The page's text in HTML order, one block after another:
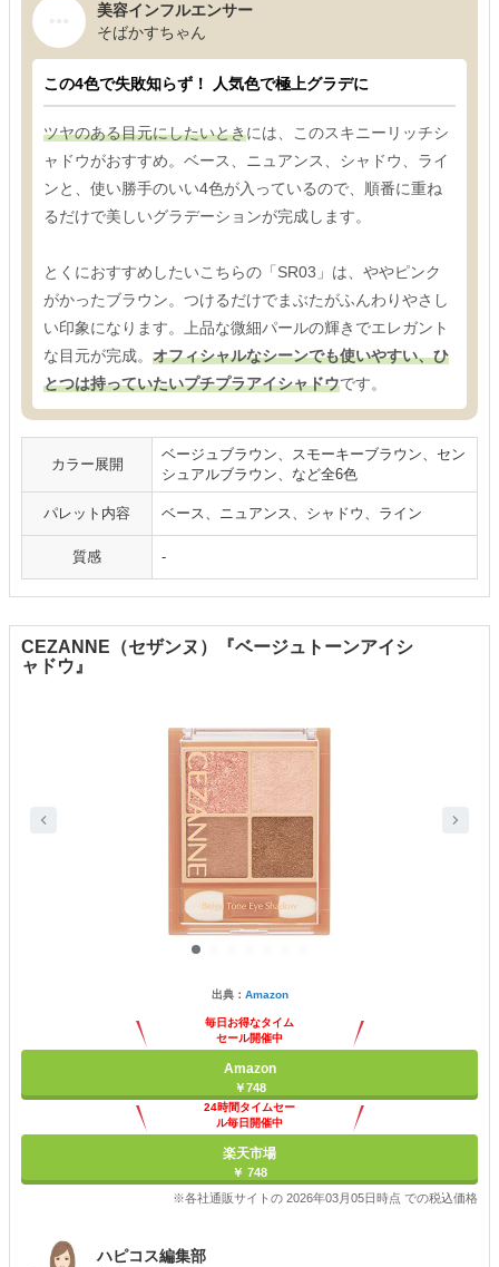
美容インフルエンサー
そばかすちゃん
この4色で失敗知らず！ 人気色で極上グラデに
ツヤのある目元にしたいときには、このスキニーリッチシ
ャドウがおすすめ。ベース、ニュアンス、シャドウ、ライ
ンと、使い勝手のいい4色が入っているので、順番に重ね
るだけで美しいグラデーションが完成します。
とくにおすすめしたいこちらの「SR03」は、ややピンク
がかったブラウン。つけるだけでまぶたがふんわりやさし
い印象になります。上品な微細パールの輝きでエレガント
な目元が完成。 オフィシャルなシーンでも使いやすい、ひ
とつは持っていたいプチプラアイシャドウです。
カラー展開
ベージュブラウン、スモーキーブラウン、セン
シュアルブラウン、など全6色
パレット内容 ベース、ニュアンス、シャドウ、ライン
質感 -
CEZANNE（セザンヌ）『ベージュトーンアイシ
ャドウ』
出典： Amazon
毎日お得なタイム
セール開催中
Amazon
￥748
24時間タイムセー
ル毎日開催中
楽天市場
￥ 748
※各社通販サイトの 2026年03月05日時点 での税込価格
ハピコス編集部